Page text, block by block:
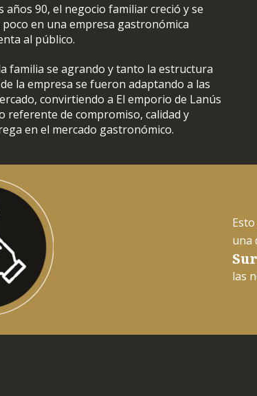
años 90, el negocio familiar creció y se
en una empresa gastronómica
al público.
familia se agrando y tanto la estructura
la empresa se fueron adaptando a las
convirtiendo a El emporio de Lanús
referente de compromiso, calidad y
en el mercado gastronómico.
una
Sur
las